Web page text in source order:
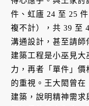
件、虹廬 24 至 25
複不計），共 39 至
溝通設計，甚至請
建築工程是小巫見
力，再者「單件」
的重視。王大閎曾
建築，說明精神需